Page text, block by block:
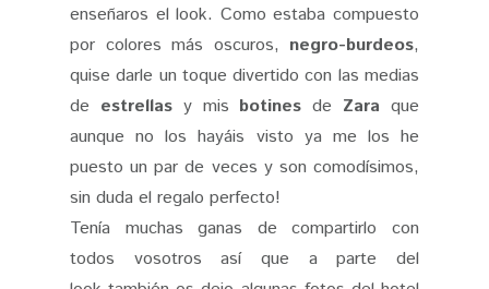
enseñaros el look. Como estaba compuesto
por colores más oscuros, negro-burdeos,
quise darle un toque divertido con las medias
de estrellasy mis botinesde Zara que
aunque no los hayáis visto ya me los he
puesto un par de veces y son comodísimos,
sin duda el regalo perfecto!
Tenía muchas ganas de compartirlo con
todos vosotros así que a parte del